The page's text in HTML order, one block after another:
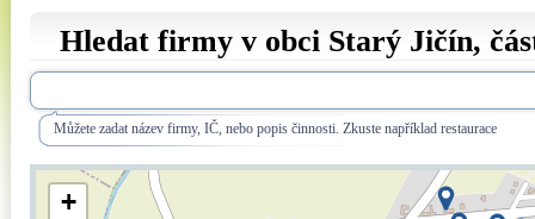
Hledat firmy v obci Starý Jičín,
Můžete zadat název firmy, IČ, nebo popis činnosti. Zkuste například restaurace
+